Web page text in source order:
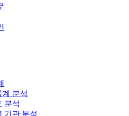
계 분석
분석
기관 분석